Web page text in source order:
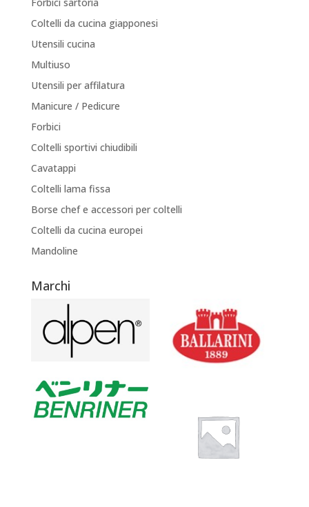
Forbici sartoria
Coltelli da cucina giapponesi
Utensili cucina
Multiuso
Utensili per affilatura
Manicure / Pedicure
Forbici
Coltelli sportivi chiudibili
Cavatappi
Coltelli lama fissa
Borse chef e accessori per coltelli
Coltelli da cucina europei
Mandoline
Marchi